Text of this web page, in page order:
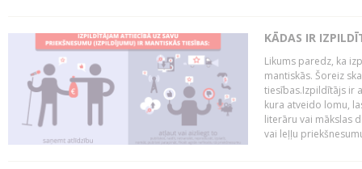
KĀDAS IR
Likums paredz, ka
mantiskās. Šoreiz
tiesības.Izpildītājs ir
kura atveido lomu,
literāru vai mākslas
vai leļļu